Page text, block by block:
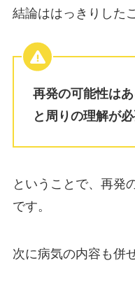
結論ははっきりした
再発の可能性は
と周りの理解が
ということで、再発
です。
次に病気の内容も併